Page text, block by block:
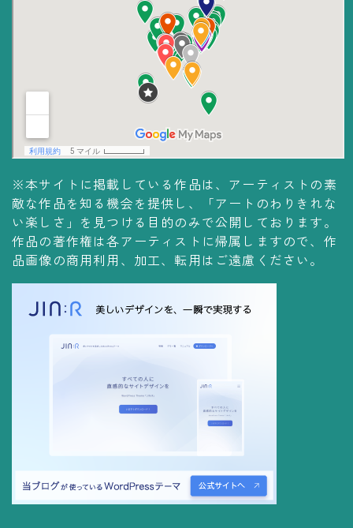
買う
アイテム・サービス
コレクションの仕方
Yoshiteru Collection
飾る
飾り方
保管方法
※本サイトに掲載している作品は、アーティストの素
敵な作品を知る機会を提供し、「アートのわりきれな
い楽しさ」を見つける目的のみで公開しております。
作品の著作権は各アーティストに帰属しますので、作
品画像の商用利用、加工、転用はご遠慮ください。